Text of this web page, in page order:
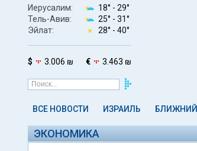
Иерусалим: 18° - 29°
Тель-Авив:
25° - 31°
Эйлат:
28° - 40°
$ 3.006 ₪ € 3.463 ₪
ВСЕ НОВОСТИ ИЗРАИЛЬ
ЭКОНОМИКА